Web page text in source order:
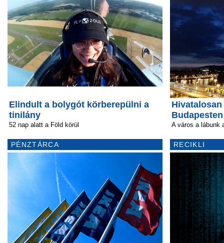
Elindult a bolygót körberepülni a
tinilány
52 nap alatt a Föld körül
PÉNZTÁRCA
Budapesten
A város a lábunk
RECIKLI